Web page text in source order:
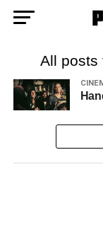
All posts